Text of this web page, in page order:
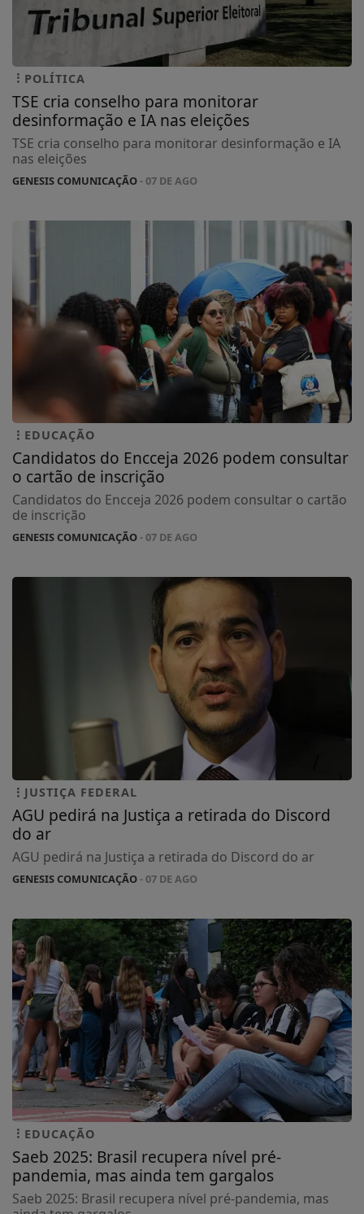
POLÍTICA
TSE cria conselho para monitorar
desinformação e IA nas eleições
TSE cria conselho para monitorar desinformação e IA
nas eleições
GENESIS COMUNICAÇÃO- 07 DE AGO
EDUCAÇÃO
Candidatos do Encceja 2026 podem consultar
o cartão de inscrição
Candidatos do Encceja 2026 podem consultar o cartão
de inscrição
GENESIS COMUNICAÇÃO- 07 DE AGO
JUSTIÇA FEDERAL
AGU pedirá na Justiça a retirada do Discord
do ar
AGU pedirá na Justiça a retirada do Discord do ar
GENESIS COMUNICAÇÃO- 07 DE AGO
EDUCAÇÃO
Saeb 2025: Brasil recupera nível pré-
pandemia, mas ainda tem gargalos
Saeb 2025: Brasil recupera nível pré-pandemia, mas